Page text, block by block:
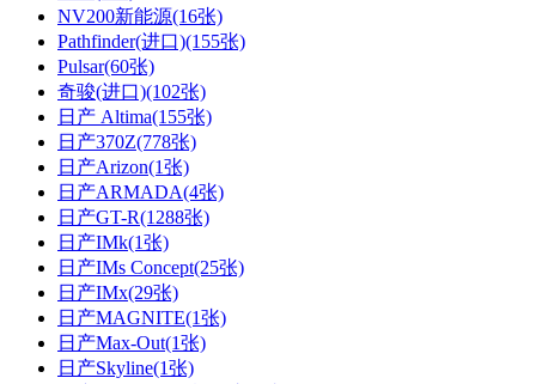
NV200新能源(16张)
Pathfinder(进口)(155张)
Pulsar(60张)
奇骏(进口)(102张)
日产 Altima(155张)
日产370Z(778张)
日产Arizon(1张)
日产ARMADA(4张)
日产GT-R(1288张)
日产IMk(1张)
日产IMs Concept(25张)
日产IMx(29张)
日产MAGNITE(1张)
日产Max-Out(1张)
日产Skyline(1张)